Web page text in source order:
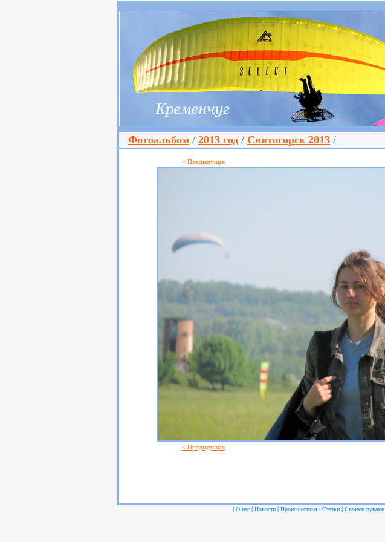
Фотоальбом / 2013 год / Святогорск 2013 /
< Предыдущая
< Предыдущая
| О нас | Новости | Происшествия | Статьи | Своими руками